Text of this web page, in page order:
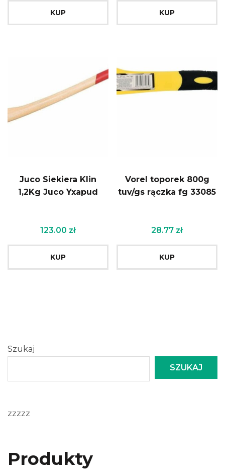
KUP KUP
Juco Siekiera Klin
1,2Kg Juco Yxapud
123.00 zł
KUP
Vorel toporek 800g
tuv/gs rączka fg 33085
28.77 zł
KUP
Szukaj
SZUKAJ
zzzzz
Produkty